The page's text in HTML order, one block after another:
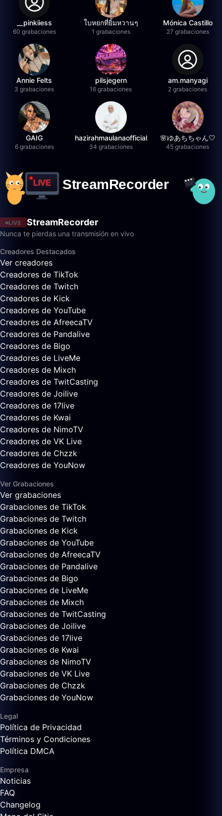
__pinkiiess
60 grabaciones
ใบหยกที่ยิ้มหวานๆ
1 grabaciones
Mónica Castillo
27 grabaciones
Annie Felts
3 grabaciones
pilsjegern
16 grabaciones
am.manyagi
2 grabaciones
GAIG
6 grabaciones
hazirahmaulanaofficial
34 grabaciones
🌸ゆあちちゃん🤍
45 grabaciones
LIVE StreamRecorder
Nunca te pierdas una transmisión en vivo
Creadores Destacados
Ver creadores
Creadores de TikTok
Creadores de Twitch
Creadores de Kick
Creadores de YouTube
Creadores de AfreecaTV
Creadores de Pandalive
Creadores de Bigo
Creadores de LiveMe
Creadores de Mixch
Creadores de TwitCasting
Creadores de Joilive
Creadores de 17live
Creadores de Kwai
Creadores de NimoTV
Creadores de VK Live
Creadores de Chzzk
Creadores de YouNow
Ver Grabaciones
Ver grabaciones
Grabaciones de TikTok
Grabaciones de Twitch
Grabaciones de Kick
Grabaciones de YouTube
Grabaciones de AfreecaTV
Grabaciones de Pandalive
Grabaciones de Bigo
Grabaciones de LiveMe
Grabaciones de Mixch
Grabaciones de TwitCasting
Grabaciones de Joilive
Grabaciones de 17live
Grabaciones de Kwai
Grabaciones de NimoTV
Grabaciones de VK Live
Grabaciones de Chzzk
Grabaciones de YouNow
Legal
Política de Privacidad
Términos y Condiciones
Política DMCA
Empresa
Noticias
FAQ
Changelog